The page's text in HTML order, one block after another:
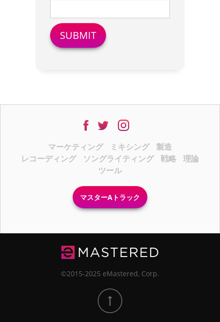
マーケティング ミキシング
製造
レコーディング
ソングライティング 戦略
理論
ツール
マスターAトラック
©2015-2025 eMastered, Corp.